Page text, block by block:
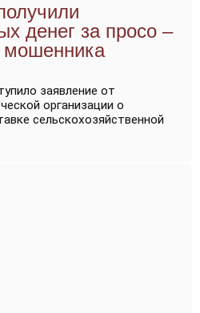
денег за просо –
мошенника
заявление от
организации о
сельскохозяйственной